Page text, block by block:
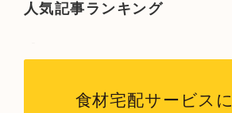
人気記事ランキング